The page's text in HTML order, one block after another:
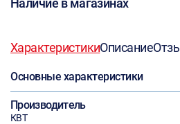
Наличие в магазинах
ХарактеристикиОписание
Основные характеристики
Производитель
КВТ